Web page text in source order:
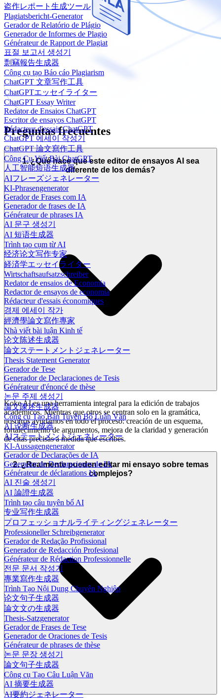
盗作レポート生成ツール
Plagiatsbericht-Generator
Gerador de Relatório de Plágio
Generador de Informes de Plagio
Générateur de Rapport de Plagiat
표절 보고서 생성기
剽竊報告生成器
Công cụ tạo Báo cáo Plagiarism
ChatGPT 文章写作工具
ChatGPTエッセイライター
ChatGPT Essay Writer
Redator de Ensaios ChatGPT
Escritor de ensayos ChatGPT
Rédacteur d'essais ChatGPT
ChatGPT 에세이 작성기
ChatGPT 論文寫作工具
Công Cụ Viết Bài ChatGPT
人工智能短语生成器
AIフレーズジェネレーター
KI-Phrasengenerator
Gerador de Frases com IA
Generador de frases de IA
Générateur de phrases IA
AI 문구 생성기
AI 短语生成器
Trình tạo cụm từ AI
经济论文写作专家
経済学エッセイライター
Wirtschaftsaufsatzschreiber
Redator de ensaios de Economia
Redactor de ensayos de economía
Rédacteur d'essais économiques
경제 에세이 작가
經濟學論文寫作專家
Nhà viết bài luận Kinh tế
论文陈述生成器
論文ステートメントジェネレーター
Thesis Statement Generator
Gerador de Tese
Generador de Declaraciones de Tesis
Générateur d'énoncé de thèse
논문 주제 생성기
論文陳述生成器
Công cụ Tạo Bản Tuyên Bố Luận Văn
AI 论断生成器
AIステートメントジェネレーター
KI-Aussagengenerator
Gerador de Declarações de IA
Generador de Declaraciones de IA
Générateur de déclarations IA
AI 진술 생성기
AI 論證生成器
Trình tạo câu tuyên bố AI
专业写作生成器
プロフェッショナルライティングジェネレーター
Professioneller Schreibgenerator
Gerador de Redação Profissional
Generador de Redacción Profesional
Générateur de Rédaction Professionnelle
전문 문서 작성기
專業寫作生成器
Trình Tạo Nội Dung Chuyên Nghiệp
论文句子生成器
論文文の生成器
Thesis-Satzgenerator
Gerador de Frases de Tese
Generador de Oraciones de Tesis
Générateur de phrases de thèse
논문 문장 생성기
論文句子生成器
Công cụ Tạo Câu Luận Văn
AI 摘要生成器
AI要約ジェネレーター
Preguntas frecuentes
1. ¿Qué hace que este editor de ensayos AI sea
diferente de los demás?
Koke AI es una herramienta integral para la edición de trabajos
académicos. Mientras que otros se centran solo en la gramática,
nosotros ayudamos en todo el proceso: creación de un esquema,
fortalecimiento de argumentos, mejora de la claridad y generación
de citas precisas a medida que escribes.
2. ¿Realmente pueden editar mi ensayo sobre temas
complejos?